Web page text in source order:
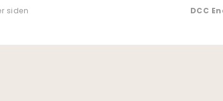
siden DCC